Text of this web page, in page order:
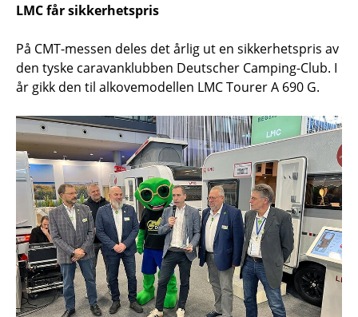
LMC får sikkerhetspris
På CMT-messen deles det årlig ut en sikkerhetspris av
den tyske caravanklubben Deutscher Camping-Club. I
år gikk den til alkovemodellen LMC Tourer A 690 G.